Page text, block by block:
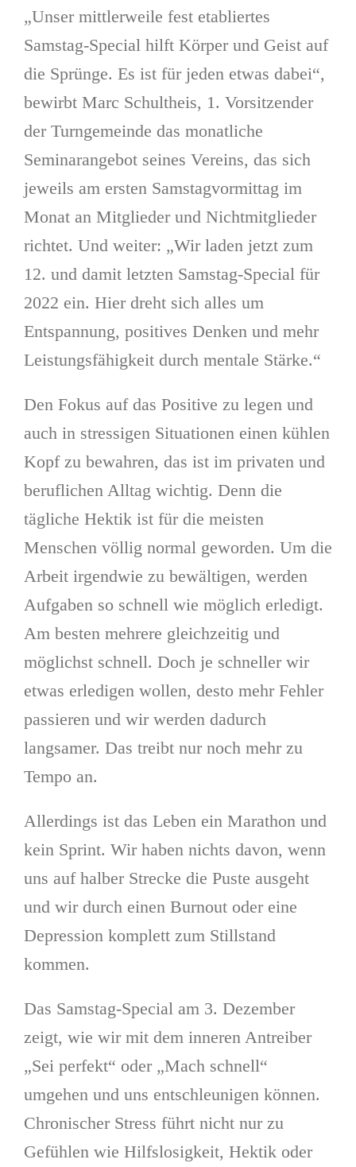
„Unser mittlerweile fest etabliertes
Samstag-Special hilft Körper und Geist auf
die Sprünge. Es ist für jeden etwas dabei“,
bewirbt Marc Schultheis, 1. Vorsitzender
der Turngemeinde das monatliche
Seminarangebot seines Vereins, das sich
jeweils am ersten Samstagvormittag im
Monat an Mitglieder und Nichtmitglieder
richtet. Und weiter: „Wir laden jetzt zum
12. und damit letzten Samstag-Special für
2022 ein. Hier dreht sich alles um
Entspannung, positives Denken und mehr
Leistungsfähigkeit durch mentale Stärke.“
Den Fokus auf das Positive zu legen und
auch in stressigen Situationen einen kühlen
Kopf zu bewahren, das ist im privaten und
beruflichen Alltag wichtig. Denn die
tägliche Hektik ist für die meisten
Menschen völlig normal geworden. Um die
Arbeit irgendwie zu bewältigen, werden
Aufgaben so schnell wie möglich erledigt.
Am besten mehrere gleichzeitig und
möglichst schnell. Doch je schneller wir
etwas erledigen wollen, desto mehr Fehler
passieren und wir werden dadurch
langsamer. Das treibt nur noch mehr zu
Tempo an.
Allerdings ist das Leben ein Marathon und
kein Sprint. Wir haben nichts davon, wenn
uns auf halber Strecke die Puste ausgeht
und wir durch einen Burnout oder eine
Depression komplett zum Stillstand
kommen.
Das Samstag-Special am 3. Dezember
zeigt, wie wir mit dem inneren Antreiber
„Sei perfekt“ oder „Mach schnell“
umgehen und uns entschleunigen können.
Chronischer Stress führt nicht nur zu
Gefühlen wie Hilfslosigkeit, Hektik oder